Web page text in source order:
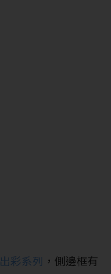
出彩系列 ，側邊框有